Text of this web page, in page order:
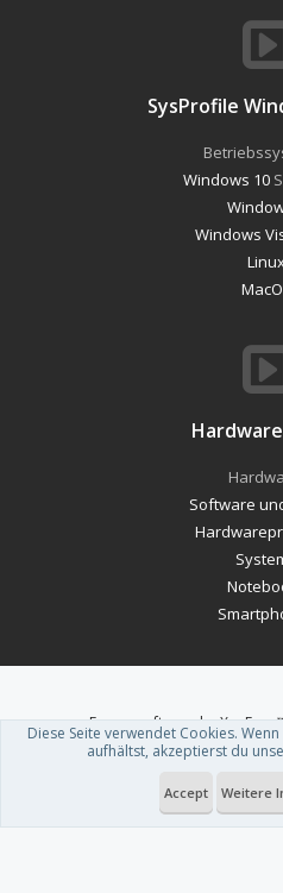
SysProfile
Windows 10
Windows
Software
Forum software by
Theme designed
Du betrachtest gerade: Asus ROG
Diese Seite verwendet Cookies.
aufhältst, akzeptierst du
Accept Weitere